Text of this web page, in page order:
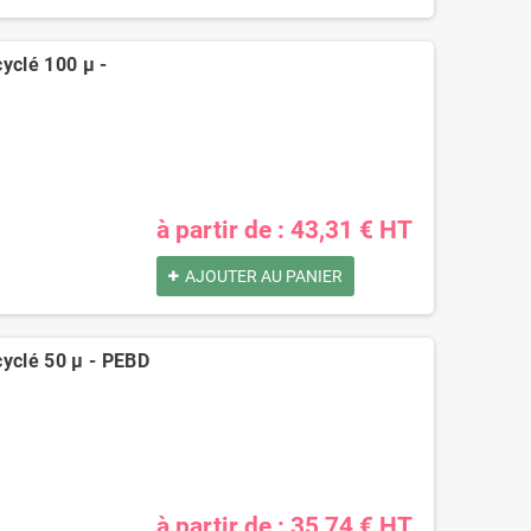
100 µ -
à partir de : 43,31 € HT
AJOUTER AU PANIER
50 µ - PEBD